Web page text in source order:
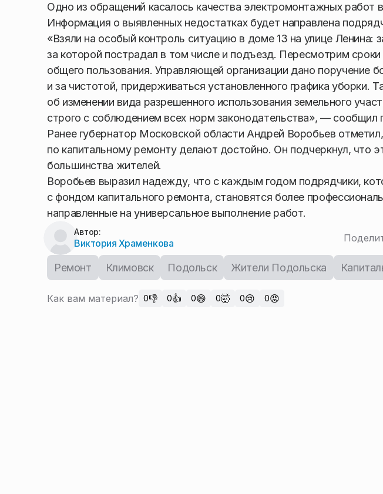
Одно из обращений касалось качества электромонтажных работ
Информация о выявленных недостатках будет направлена
«Взяли на особый контроль ситуацию в доме 13 на улице Ленина:
за которой пострадал в том числе и подъезд. Пересмотрим
общего пользования. Управляющей организации дано поручение
и за чистотой, придерживаться установленного графика уборки.
об изменении вида разрешенного использования земельного
строго с соблюдением всех норм законодательства», — сообщил
Ранее губернатор Московской области Андрей Воробьев
по капитальному ремонту делают достойно. Он подчеркнул, что
большинства жителей.
Воробьев выразил надежду, что с каждым годом подрядчики,
с фондом капитального ремонта, становятся более
направленные на универсальное выполнение работ.
Автор:
Виктория Храменкова
Ремонт Климовск Подольск Жители Подольска
Как вам материал? 0👎 0👍 0😄 0🤯 0😢 0😡